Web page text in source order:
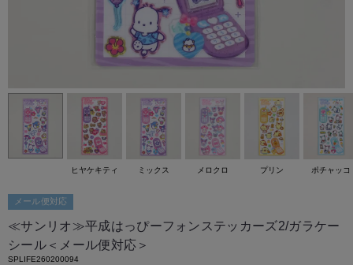
メール便対応
≪サンリオ≫平成はっぴーフォンステッカーズ2/ガラケー
シール＜メール便対応＞
SPLIFE260200094
ヒヤケキティ ミックス メロクロ プリン ポチャッコ